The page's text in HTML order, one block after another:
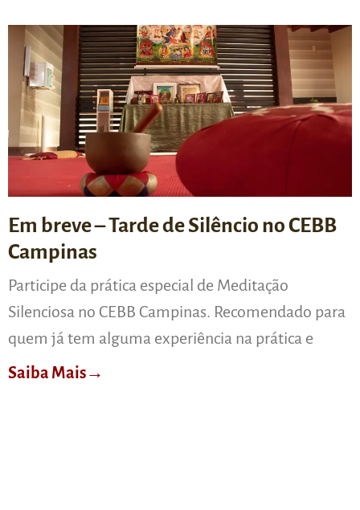
Em breve – Tarde de Silêncio no CEBB
Campinas
Participe da prática especial de Meditação
Silenciosa no CEBB Campinas. Recomendado para
quem já tem alguma experiência na prática e
Saiba Mais→